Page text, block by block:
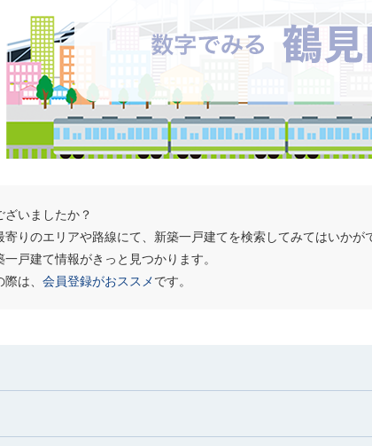
いましたか？
りのエリアや路線にて、新築一戸建てを検索してみてはいかが
戸建て情報がきっと見つかります。
は、 会員登録がおススメです。